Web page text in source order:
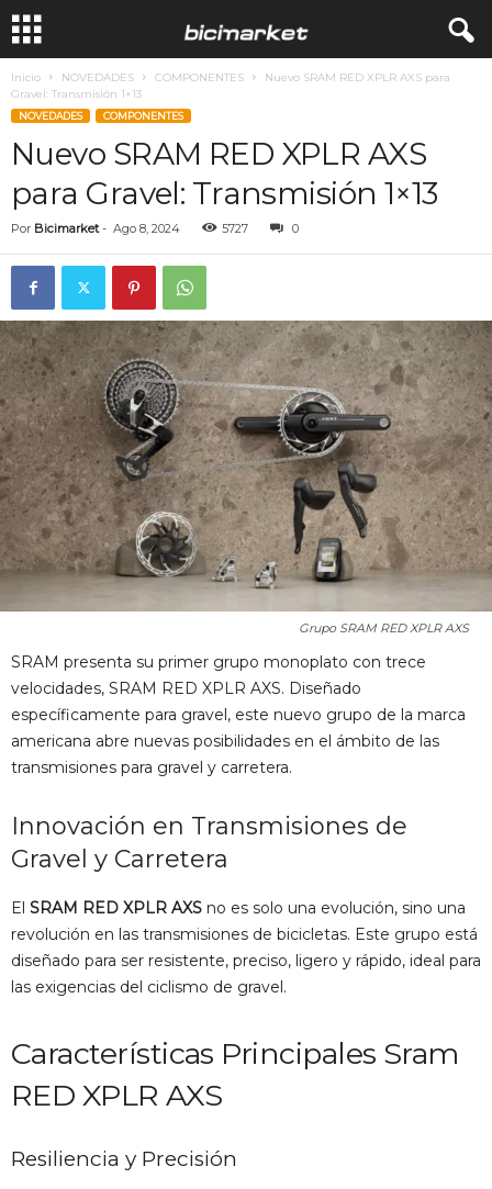
Inicio NOVEDADES COMPONENTES
Nuevo SRAM RED XPLR AXS para
Gravel: Transmisión 1×13
NOVEDADES COMPONENTES
Nuevo SRAM RED XPLR AXS
para Gravel: Transmisión 1×13
Por Bicimarket- Ago 8, 2024 5727 0
Grupo SRAM RED XPLR AXS
SRAM presenta su primer grupo monoplato con trece
velocidades, SRAM RED XPLR AXS. Diseñado
específicamente para gravel, este nuevo grupo de la marca
americana abre nuevas posibilidades en el ámbito de las
transmisiones para gravel y carretera.
Innovación en Transmisiones de
Gravel y Carretera
El SRAM RED XPLR AXS no es solo una evolución, sino una
revolución en las transmisiones de bicicletas. Este grupo está
diseñado para ser resistente, preciso, ligero y rápido, ideal para
las exigencias del ciclismo de gravel.
Características Principales Sram
RED XPLR AXS
Resiliencia y Precisión